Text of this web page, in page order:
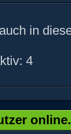
in
4
online.